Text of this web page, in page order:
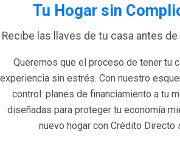
Tu Hogar sin
Recibe las llaves de tu casa antes
Queremos que el proceso de tener tu
experiencia sin estrés. Con nuestro
control: planes de financiamiento a tu
diseñadas para proteger tu economía
nuevo hogar con Crédito Directo